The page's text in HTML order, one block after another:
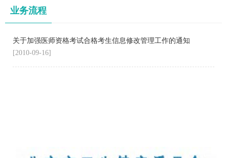
业务流程
[2010-09-16]
关于加强医师资格考试合格考生信息修改管理工作的通知